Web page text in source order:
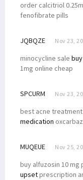
order calcitriol
fenofibrate pills
JQBQZE Nov 23,
minocycline sale
1mg online cheap
SPCURM Nov 23,
best acne
medication
MUQEUE Nov 25,
buy alfuzosin 10 mg
upsetprescription